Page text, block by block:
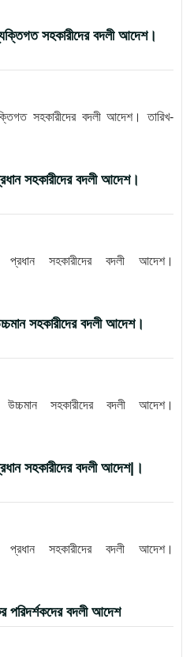
সহকারীদের বদলী আদেশ।
সহকারীদের বদলী আদেশ। তারিখ-
সহকারীদের বদলী আদেশ।
প্রধান সহকারীদের বদলী আদেশ।
সহকারীদের বদলী আদেশ।
সহকারীদের বদলী আদেশ।
সহকারীদের বদলী আদেশ|।
প্রধান সহকারীদের বদলী আদেশ।
পরিদর্শকদের বদলী আদেশ